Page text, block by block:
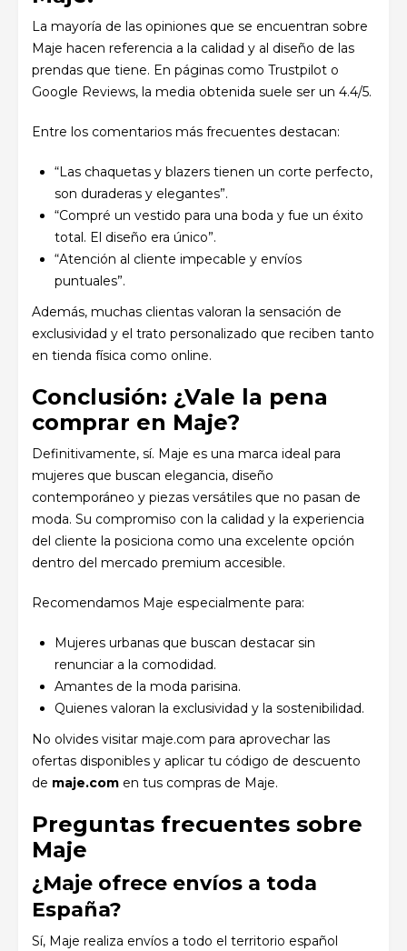
La mayoría de las opiniones que se encuentran sobre
Maje hacen referencia a la calidad y al diseño de las
prendas que tiene. En páginas como Trustpilot o
Google Reviews, la media obtenida suele ser un 4.4/5.
Entre los comentarios más frecuentes destacan:
“Las chaquetas y blazers tienen un corte perfecto,
son duraderas y elegantes”.
“Compré un vestido para una boda y fue un éxito
total. El diseño era único”.
“Atención al cliente impecable y envíos
puntuales”.
Además, muchas clientas valoran la sensación de
exclusividad y el trato personalizado que reciben tanto
en tienda física como online.
Conclusión: ¿Vale la pena
comprar en Maje?
Definitivamente, sí. Maje es una marca ideal para
mujeres que buscan elegancia, diseño
contemporáneo y piezas versátiles que no pasan de
moda. Su compromiso con la calidad y la experiencia
del cliente la posiciona como una excelente opción
dentro del mercado premium accesible.
Recomendamos Maje especialmente para:
Mujeres urbanas que buscan destacar sin
renunciar a la comodidad.
Amantes de la moda parisina.
Quienes valoran la exclusividad y la sostenibilidad.
No olvides visitar maje.com para aprovechar las
ofertas disponibles y aplicar tu código de descuento
de maje.com en tus compras de Maje.
Preguntas frecuentes sobre
Maje
¿Maje ofrece envíos a toda
España?
Sí, Maje realiza envíos a todo el territorio español